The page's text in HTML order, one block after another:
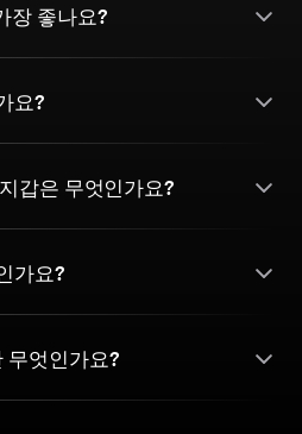
장 좋나요?
요?
갑은 무엇인가요?
가요?
무엇인가요?